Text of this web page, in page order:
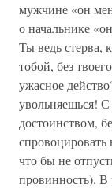
мужчине «он
о начальнике
Ты ведь стерва,
тобой, без
ужасное
увольняешься!
достоинством,
спровоцировать
что бы не
провинность). В